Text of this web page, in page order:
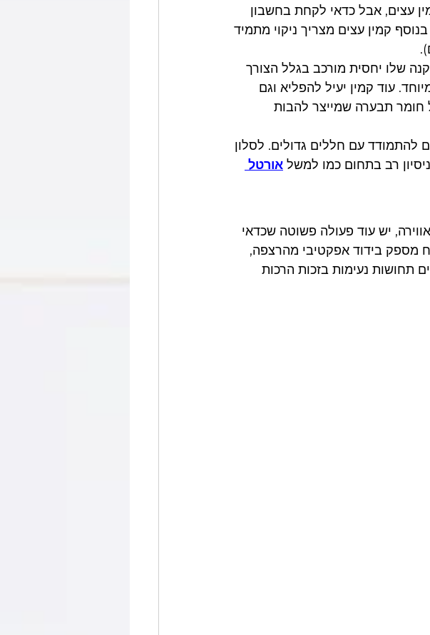
עצים, אבל כדאי לקחת בחשבון
קמין עצים מצריך ניקוי מתמיד
שלו יחסית מורכב בגלל הצורך
עוד קמין יעיל להפליא וגם
חומר תבערה שמייצר להבות
להתמודד עם חללים גדולים. לסלון
רב בתחום כמו למשל אורטל
יש עוד פעולה פשוטה שכדאי
מספק בידוד אפקטיבי מהרצפה,
תחושות נעימות בזכות הרכות